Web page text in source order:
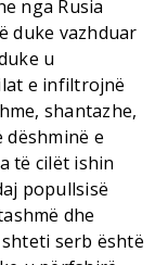
nga Rusia
duke vazhduar
u
e infiltrojnë
shantazhe,
dëshminë e
të cilët ishin
popullsisë
dhe
serb është